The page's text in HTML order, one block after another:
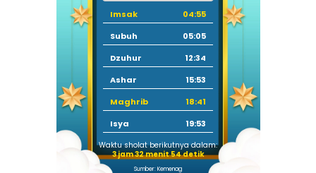
Imsak
04:55
Subuh
05:05
Dzuhur
12:34
Ashar
15:53
Maghrib
18:41
Isya
19:53
Waktu sholat berikutnya dalam:
3 jam 32 menit 54 detik
Sumber: Kemenag